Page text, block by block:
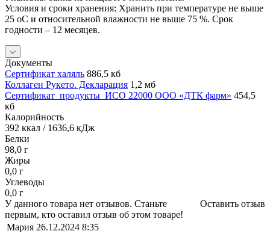
Условия и сроки хранения: Хранить при температуре не выше
25 оС и относительной влажности не выше 75 %. Срок
годности – 12 месяцев.
Документы
Сертификат халяль 886,5 кб
Коллаген Рукето. Декларация 1,2 мб
Сертификат_продукты_ИСО 22000 ООО «ДТК фарм» 454,5
кб
Калорийность
392 ккал / 1636,6 кДж
Белки
98,0 г
Жиры
0,0 г
Углеводы
0,0 г
Оставить отзыв
У данного товара нет отзывов. Станьте
первым, кто оставил отзыв об этом товаре!
Мария 26.12.2024 8:35